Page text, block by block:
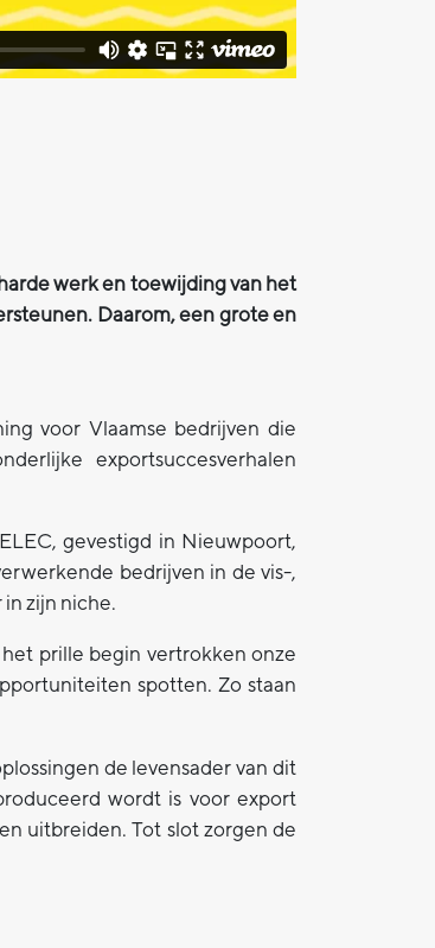
werk en toewijding van het
Daarom, een grote en
voor Vlaamse bedrijven die
exportsuccesverhalen
gevestigd in Nieuwpoort,
bedrijven in de vis-,
zijn niche.
prille begin vertrokken onze
spotten. Zo staan
de levensader van dit
wordt is voor export
uitbreiden. Tot slot zorgen de